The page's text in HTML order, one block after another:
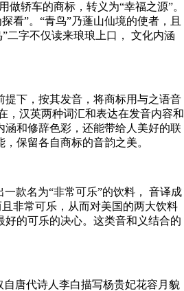
做轿车的商标，转义为“幸福之源”。
看”。“青鸟”乃蓬山仙境的使者，且
”二字不仅读来琅琅上口， 文化内涵
下，按其发音，将商标用与之语音
，汉英两种词汇和表达在发音内容和
和修辞色彩，还能带给人美好的联
保留各自商标的音韵之美。
一款名为“非常可乐”的饮料， 音译成
非常可乐，从而对美国的两大饮料
的可乐的决心。这类音和义结合的
自唐代诗人李白描写杨贵妃花容月貌